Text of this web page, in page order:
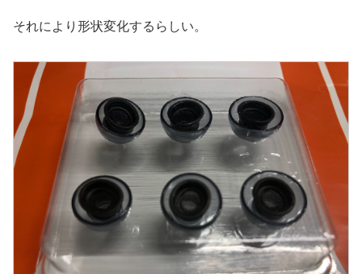
それにより形状変化するらしい。